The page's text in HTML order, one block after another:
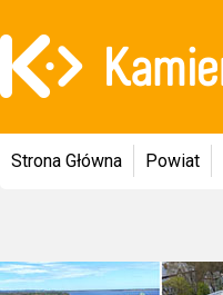
Strona Główna Powiat